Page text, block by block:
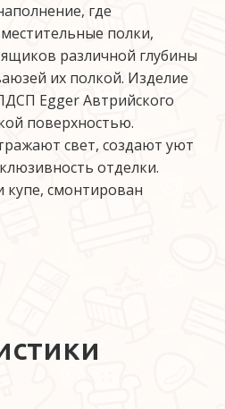
где
полки,
различной глубины
их полкой. Изделие
Egger Автрийского
поверхностью.
свет, создают уют
отделки.
купе, смонтирован